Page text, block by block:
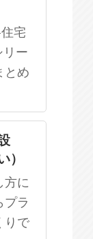
宅
リー
とめ
）
方に
プラ
りで